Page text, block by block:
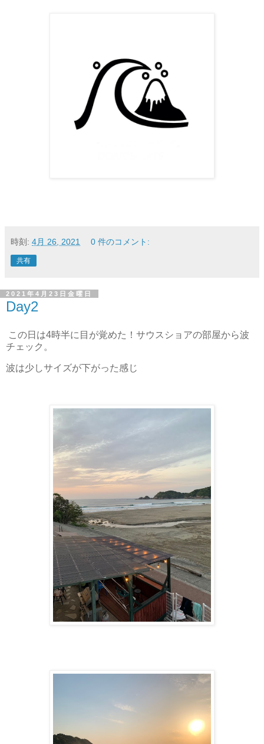
時刻: 4月 26, 2021 0 件のコメント:
共有
2021年4月23日金曜日
Day2
この日は4時半に目が覚めた！サウスショアの部屋から波
チェック。
波は少しサイズが下がった感じ